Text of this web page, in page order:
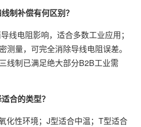
制补偿有何区别？
线电阻影响，适合多数工业应用；
测量，可完全消除导线电阻误差。
线制已满足绝大部分B2B工业需
合的类型？
化性环境；J型适合中温；T型适合